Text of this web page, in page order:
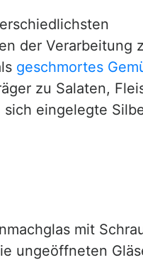
der Verarbeitung
geschmortes
zu Salaten,
eingelegte
mit
ungeöffneten